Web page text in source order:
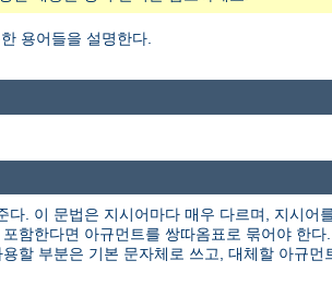
용어들을 설명한다.
. 이 문법은 지시어마다 매우 다르며, 지시
함한다면 아규먼트를 쌍따옴표로 묶어야 한
할 부분은 기본 문자체로 쓰고, 대체할 아규먼